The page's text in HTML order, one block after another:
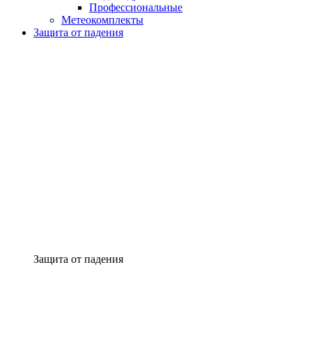
Профессиональные
Метеокомплекты
Защита от падения
Защита от падения